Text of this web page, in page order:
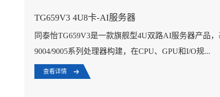
TG659V3 4U8卡-AI服务器
同泰怡TG659V3是一款旗舰型4U双路AI服务器产品，基于
9004/9005系列处理器构建，在CPU、GPU和I/O规...
查看详情